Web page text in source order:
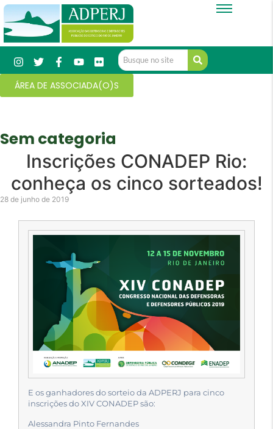
ÁREA DE ASSOCIADA(O)S
Sem categoria
Inscrições CONADEP Rio:
conheça os cinco sorteados!
28 de junho de 2019
E os ganhadores do sorteio da ADPERJ para cinco
inscrições do XIV CONADEP são:
Alessandra Pinto Fernandes